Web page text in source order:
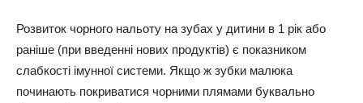
Розвиток чорного нальоту на зубах у дитини в 1 рік або
раніше (при введенні нових продуктів) є показником
слабкості імунної системи. Якщо ж зубки малюка
починають покриватися чорними плямами буквально